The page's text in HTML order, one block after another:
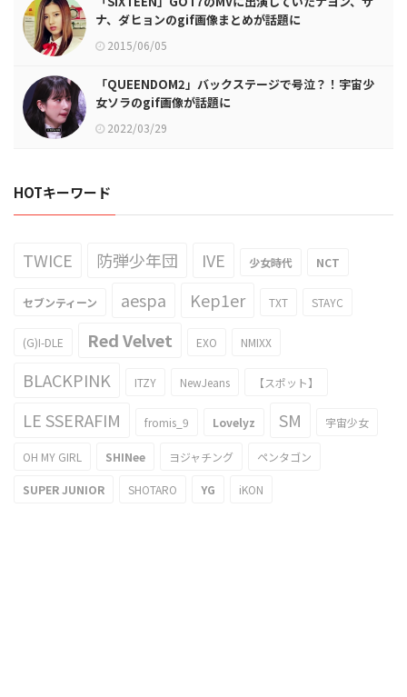
ナ、ダヒョンのgif画像まとめが話題に
2015/06/05
「QUEENDOM2」バックステージで号泣？！宇宙少
女ソラのgif画像が話題に
2022/03/29
HOTキーワード
TWICE 防弾少年団 IVE 少女時代 NCT
セブンティーン aespa Kep1er TXT STAYC
(G)I-DLE Red Velvet EXO NMIXX
BLACKPINK ITZY NewJeans 【スポット】
LE SSERAFIM fromis_9 Lovelyz SM 宇宙少女
OH MY GIRL SHINee ヨジャチング ペンタゴン
SUPER JUNIOR SHOTARO YG iKON